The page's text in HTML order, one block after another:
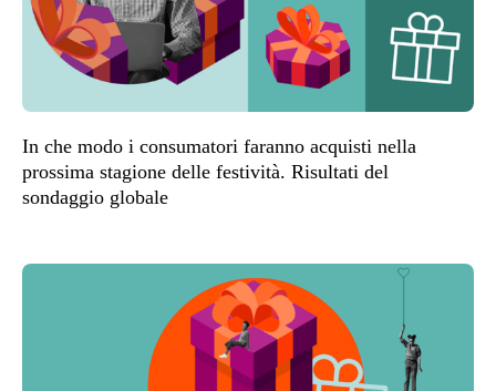
In che modo i consumatori faranno acquisti nella
prossima stagione delle festività. Risultati del
sondaggio globale